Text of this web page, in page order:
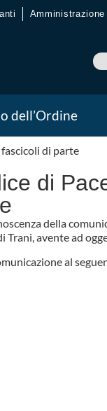
dell’Ordine
di parte
di
della
Trani, avente ad
al